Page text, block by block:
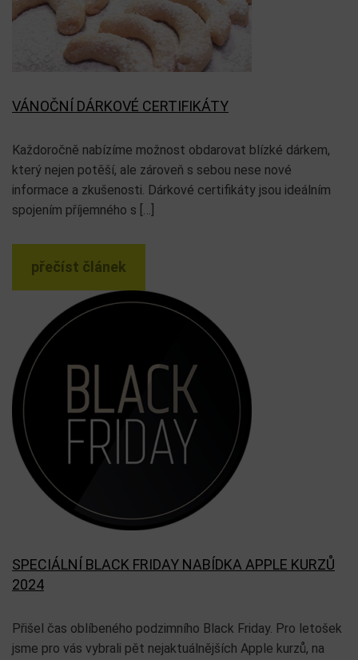
VÁNOČNÍ DÁRKOVÉ CERTIFIKÁTY
Každoročně nabízíme možnost obdarovat blízké dárkem,
který nejen potěší, ale zároveň s sebou nese nové
informace a zkušenosti. Dárkové certifikáty jsou ideálním
spojením příjemného s […]
přečíst článek
SPECIÁLNÍ BLACK FRIDAY NABÍDKA APPLE KURZŮ
2024
Přišel čas oblíbeného podzimního Black Friday. Pro letošek
jsme pro vás vybrali pět nejaktuálnějších Apple kurzů, na